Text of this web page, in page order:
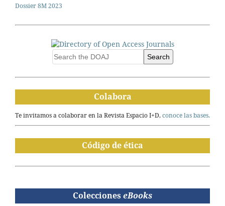
Dossier 8M 2023
Search
Colabora
Te invitamos a colaborar en la Revista Espacio I+D,conoce las bases.
Código de ética
Colecciones eBooks